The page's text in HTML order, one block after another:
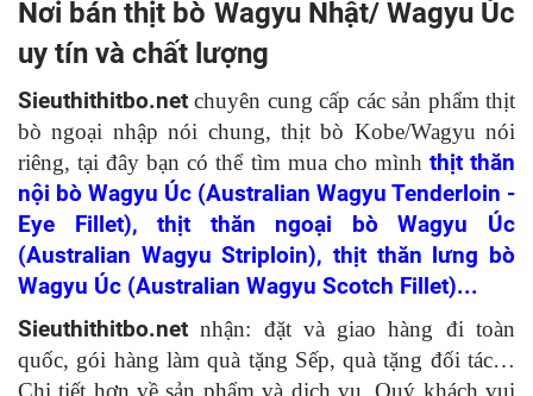
Nơi bán thịt bò Wagyu Nhật/ Wagyu Úc
uy tín và chất lượng
Sieuthithitbo.net chuyên cung cấp các sản phẩm thịt
bò ngoại nhập nói chung, thịt bò Kobe/Wagyu nói
riêng, tại đây bạn có thể tìm mua cho mình thịt thăn
nội bò Wagyu Úc (Australian Wagyu Tenderloin -
Eye Fillet),thịt thăn ngoại bò Wagyu Úc
(Australian Wagyu Striploin),thịt thăn lưng bò
Wagyu Úc (Australian Wagyu Scotch Fillet)...
Sieuthithitbo.net nhận: đặt và giao hàng đi toàn
quốc, gói hàng làm quà tặng Sếp, quà tặng đối tác…
Chi tiết hơn về sản phẩm và dịch vụ, Quý khách vui